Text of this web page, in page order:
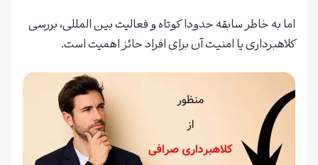
اما به خاطر سابقه حدودا کوتاه و فعالیت بین المللی، بررسی
کلاهبرداری یا امنیت آن برای افراد حائز اهمیت است.